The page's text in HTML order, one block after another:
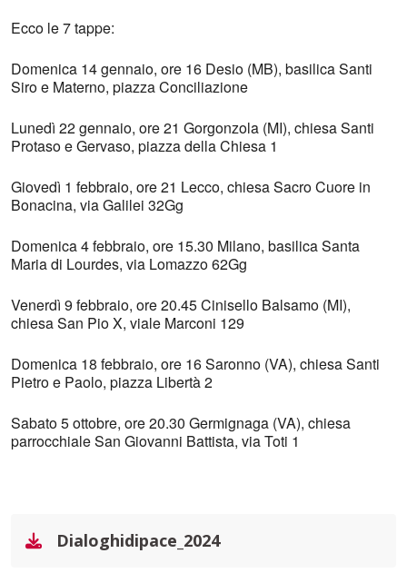
Ecco le 7 tappe:
Domenica 14 gennaio, ore 16 Desio (MB), basilica Santi
Siro e Materno, piazza Conciliazione
Lunedì 22 gennaio, ore 21 Gorgonzola (MI), chiesa Santi
Protaso e Gervaso, piazza della Chiesa 1
Giovedì 1 febbraio, ore 21 Lecco, chiesa Sacro Cuore in
Bonacina, via Galilei 32Gg
Domenica 4 febbraio, ore 15.30 Milano, basilica Santa
Maria di Lourdes, via Lomazzo 62Gg
Venerdì 9 febbraio, ore 20.45 Cinisello Balsamo (MI),
chiesa San Pio X, viale Marconi 129
Domenica 18 febbraio, ore 16 Saronno (VA), chiesa Santi
Pietro e Paolo, piazza Libertà 2
Sabato 5 ottobre, ore 20.30 Germignaga (VA), chiesa
parrocchiale San Giovanni Battista, via Toti 1
Dialoghidipace_2024